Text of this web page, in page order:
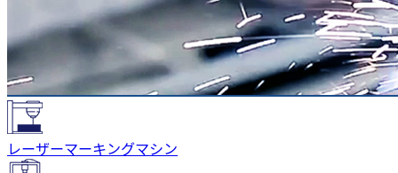
レーザーマーキングマシン